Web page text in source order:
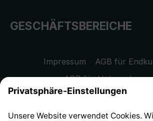
GESCHÄFTSBEREICHE
Impressum
AGB für
AGB für Unternehmen
Datenschutzhinweis
Widerrufsrecht